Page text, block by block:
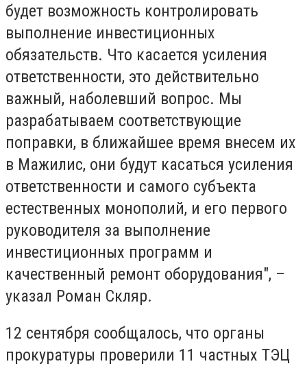
будет возможность контролировать
выполнение инвестиционных
обязательств. Что касается усиления
ответственности, это действительно
важный, наболевший вопрос. Мы
разрабатываем соответствующие
поправки, в ближайшее время внесем их
в Мажилис, они будут касаться усиления
ответственности и самого субъекта
естественных монополий, и его первого
руководителя за выполнение
инвестиционных программ и
качественный ремонт оборудования", –
указал Роман Скляр.
12 сентября сообщалось, что органы
прокуратуры проверили 11 частных ТЭЦ